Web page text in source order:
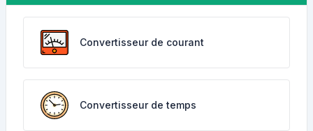
Convertisseur de courant
Convertisseur de temps